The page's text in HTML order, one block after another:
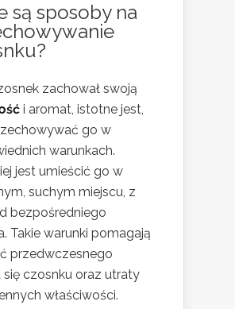
są sposoby na
zachował swoją
i aromat, istotne jest,
go w
warunkach.
jest umieścić go w
suchym miejscu, z
bezpośredniego
Takie warunki pomagają
przedwczesnego
się czosnku oraz utraty
właściwości.